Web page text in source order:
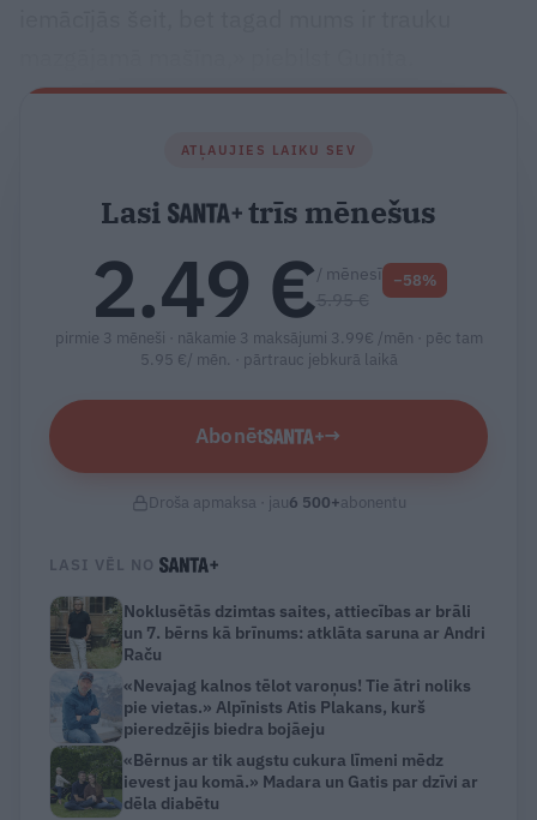
ATĻAUJIES LAIKU SEV
Lasi trīs mēnešus
2.49 €/ mēnesī −58%
pirmie 3 mēneši · nākamie 3 maksājumi 3.99€ /mēn · pēc tam
5.95 €/ mēn. · pārtrauc jebkurā laikā
Abonēt →
Droša apmaksa · jau6 500+abonentu
LASI VĒL NO
Noklusētās dzimtas saites, attiecības ar brāli
un 7. bērns kā brīnums: atklāta saruna ar Andri
Raču
«Nevajag kalnos tēlot varoņus! Tie ātri noliks
pie vietas.» Alpīnists Atis Plakans, kurš
pieredzējis biedra bojāeju
«Bērnus ar tik augstu cukura līmeni mēdz
ievest jau komā.» Madara un Gatis par dzīvi ar
dēla diabētu